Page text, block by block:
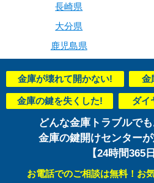
長崎県
大分県
鹿児島県
金庫が壊れて開かない! 金
金庫の鍵を失くした! ダイ
どんな金庫トラブルで
金庫の鍵開けセンターが
【24時間365
お電話でのご相談は無料！お